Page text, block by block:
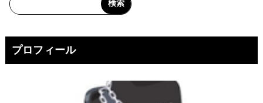
プロフィール